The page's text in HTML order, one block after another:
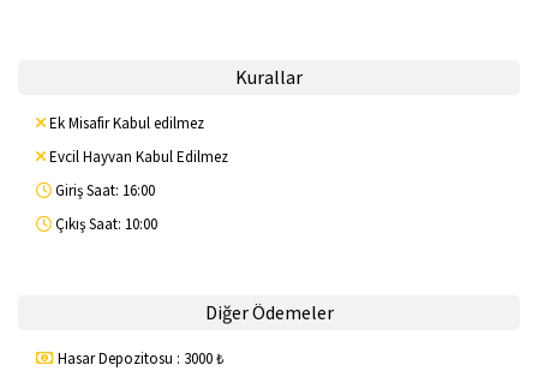
Kurallar
Ek Misafir Kabul edilmez
Evcil Hayvan Kabul Edilmez
Giriş Saat: 16:00
Çıkış Saat: 10:00
Diğer Ödemeler
Hasar Depozitosu : 3000 ₺